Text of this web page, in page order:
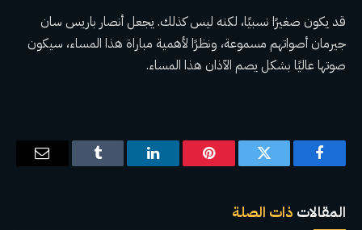
قد يكون صغيرًا نسبيًا، لكنه ليس كذلك. يجعل أنصار باريس سان
جيرمان أصواتهم مسموعة، ونظرًا لأهمية مباراة هذا المساء، سيكون
صوتها عاليًا بشكل يصم الآذان هذا المساء.
فيسبوك تويتر بينتيريستلينكدإن Tumblr
البريد
المقالات ذات الصلة